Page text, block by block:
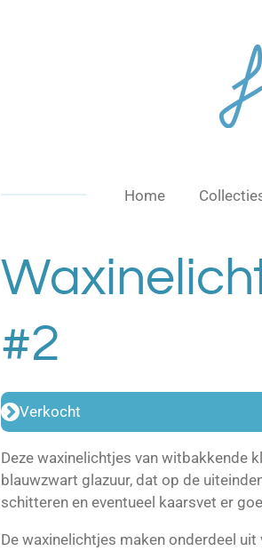
Home
#2
Verkocht
Deze waxinelichtjes van witbakkende
blauwzwart glazuur, dat op de
schitteren en eventueel kaarsvet er
De waxinelichtjes maken onderdeel uit